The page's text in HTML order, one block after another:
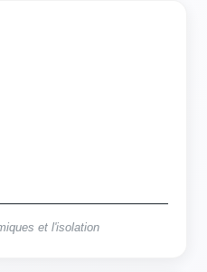
et l'isolation